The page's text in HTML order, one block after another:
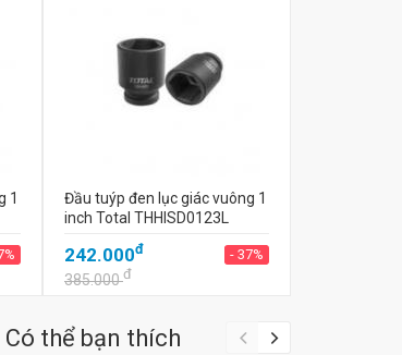
1
Đầu tuýp đen lục giác vuông 1
inch Total THHISD0123L
242.000đ - 37%
385.000đ
Có thể bạn thích